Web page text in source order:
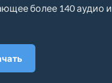
более 140 аудио и